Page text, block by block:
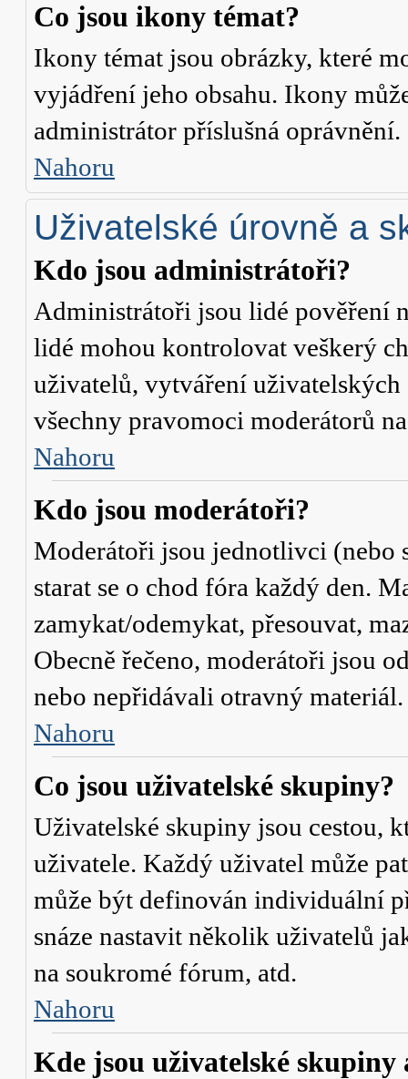
Co jsou ikony témat?
Ikony témat jsou obrázky, které
vyjádření jeho obsahu. Ikony
administrátor příslušná oprávnění.
Nahoru
Uživatelské úrovně a
Kdo jsou administrátoři?
Administrátoři jsou lidé pověření
lidé mohou kontrolovat veškerý
uživatelů, vytváření
všechny pravomoci moderátorů
Nahoru
Kdo jsou moderátoři?
Moderátoři jsou jednotlivci (nebo
starat se o chod fóra každý den.
zamykat/odemykat, přesouvat,
Obecně řečeno, moderátoři jsou
nebo nepřidávali otravný materiál.
Nahoru
Co jsou uživatelské skupiny?
Uživatelské skupiny jsou cestou,
uživatele. Každý uživatel může
může být definován individuální
snáze nastavit několik uživatelů
na soukromé fórum, atd.
Nahoru
Kde jsou uživatelské